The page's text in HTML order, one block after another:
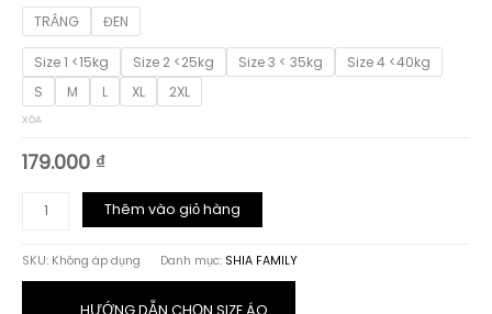
TRẮNG ĐEN
Size 1 <15kg Size 2 <25kg Size 3 < 35kg
Size 4 <40kg
S
M L XL 2XL
XÓA
179.000 ₫
ĐÌNH
HỌA
Thêm vào giỏ hàng
SKU: Không áp dụng Danh mục: SHIA FAMILY
HƯỚNG DẪN CHỌN SIZE ÁO